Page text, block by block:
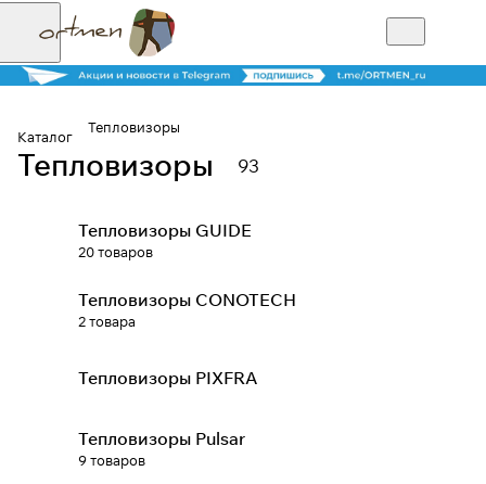
Каталог
Тепловизоры
Тепловизоры 93
Тепловизоры GUIDE
20 товаров
Тепловизоры CONOTECH
2 товара
Тепловизоры PIXFRA
Тепловизоры Pulsar
9 товаров
Для клиентов всех банков
Разбейте
25%
Добавляйте товары